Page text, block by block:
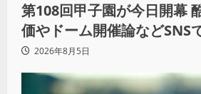
第108回甲子園が今日開幕
価やドーム開催論などSNS
2026年8月5日